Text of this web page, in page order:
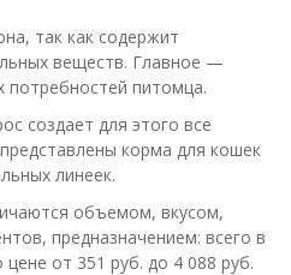
так как содержит
веществ. Главное —
потребностей питомца.
создает для этого все
корма для кошек
линеек.
объемом, вкусом,
предназначением: всего в
от 351 руб. до 4 088 руб.